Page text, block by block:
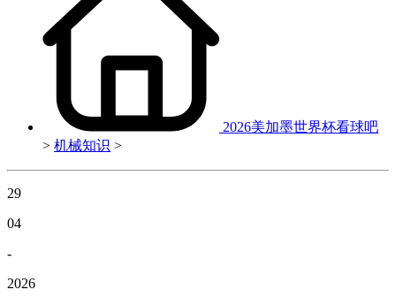
2026美加墨世界杯看球吧
> 机械知识 >
29
04
-
2026